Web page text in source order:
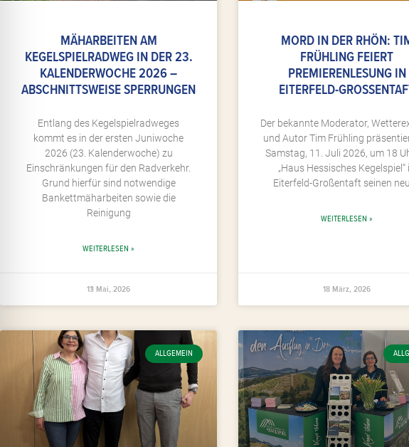
MÄHARBEITEN AM
KEGELSPIELRADWEG IN DER 23.
KALENDERWOCHE 2026 –
ABSCHNITTSWEISE SPERRUNGEN
Entlang des Kegelspielradweges
kommt es in der ersten Juniwoche
2026 (23. Kalenderwoche) zu
Einschränkungen für den Radverkehr.
Grund hierfür sind notwendige
Bankettmäharbeiten sowie die
Reinigung
WEITERLESEN »
13 Mai, 2026
MORD IN DER RHÖN:
FRÜHLING FEIERT
PREMIERENLESUNG IN
EITERFELD-
Der bekannte Moderator,
und Autor Tim Frühling
Samstag, 11. Juli 2026, um 18
„Haus Hessisches Kegelspiel“
Eiterfeld-Großentaft seinen
WEITERLESEN »
18 März, 2026
ALLGEMEIN